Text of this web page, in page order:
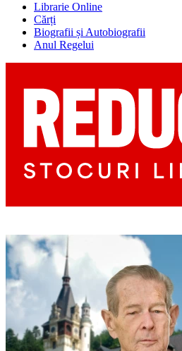
Librarie Online
Cărți
Biografii și Autobiografii
Anul Regelui